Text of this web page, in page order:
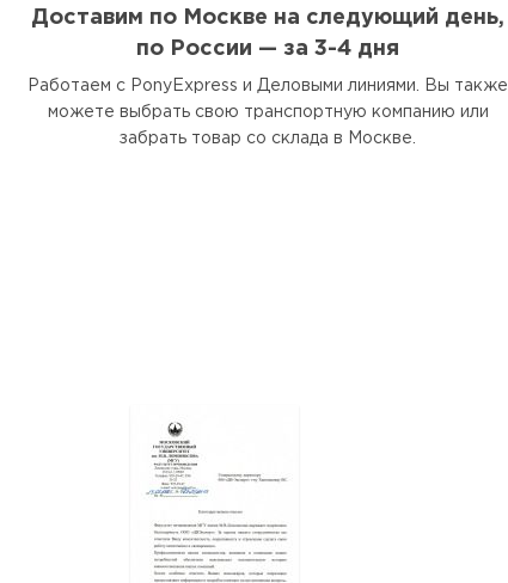
Доставим по Москве на следующий день,
по России — за 3-4 дня
Работаем с PonyExpress и Деловыми линиями. Вы также
можете выбрать свою транспортную компанию или
забрать товар со склада в Москве.